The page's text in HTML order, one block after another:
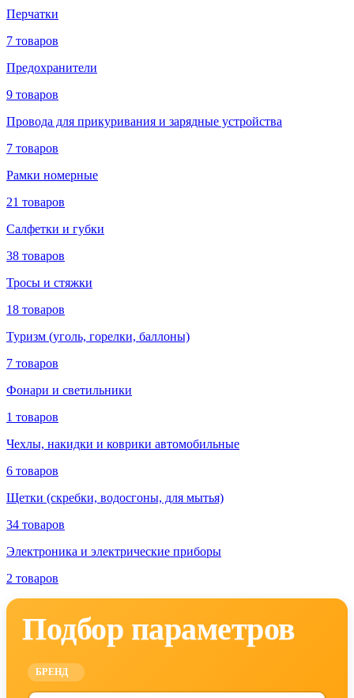
Перчатки
7 товаров
Предохранители
9 товаров
Провода для прикуривания и зарядные устройства
7 товаров
Рамки номерные
21 товаров
Салфетки и губки
38 товаров
Тросы и стяжки
18 товаров
Туризм (уголь, горелки, баллоны)
7 товаров
Фонари и светильники
1 товаров
Чехлы, накидки и коврики автомобильные
6 товаров
Щетки (скребки, водосгоны, для мытья)
34 товаров
Электроника и электрические приборы
2 товаров
Подбор параметров
БРЕНД